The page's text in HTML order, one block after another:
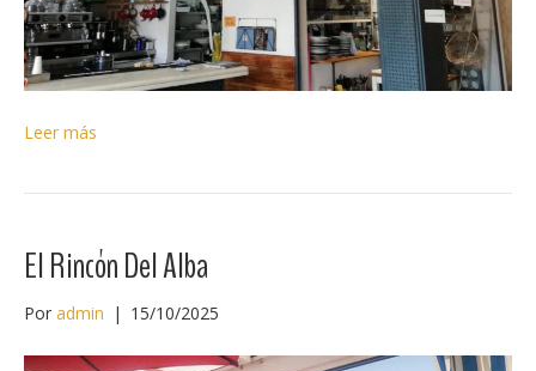
Leer más
El Rincón Del Alba
Por admin | 15/10/2025